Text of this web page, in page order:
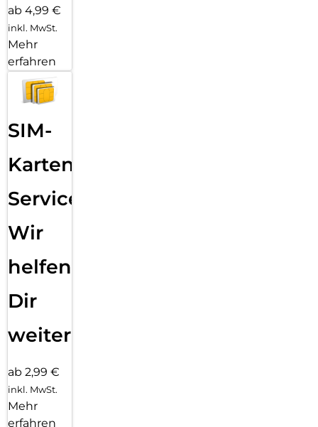
ab 4,99 €
inkl. MwSt.
Mehr
erfahren
SIM-
Karten
Service:
Wir
helfen
Dir
weiter
ab 2,99 €
inkl. MwSt.
Mehr
erfahren